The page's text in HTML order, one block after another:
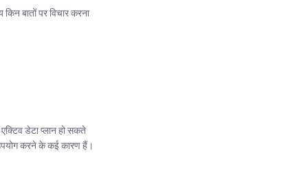
बातों पर विचार करना
डेटा प्लान हो सकते
करने के कई कारण हैं।